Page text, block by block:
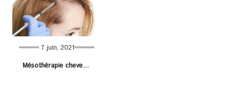
7 juin, 2021
Mésothérapie cheveux en Tunisie : tout savoir !